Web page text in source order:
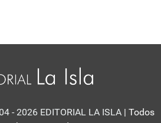
- 2026 EDITORIAL LA ISLA | Todos